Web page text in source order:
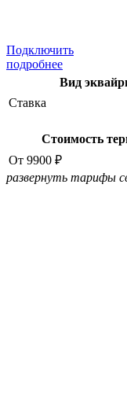
Подключить
подробнее
Вид
Ставка
Стоимость
От 9900 ₽
развернуть тарифы